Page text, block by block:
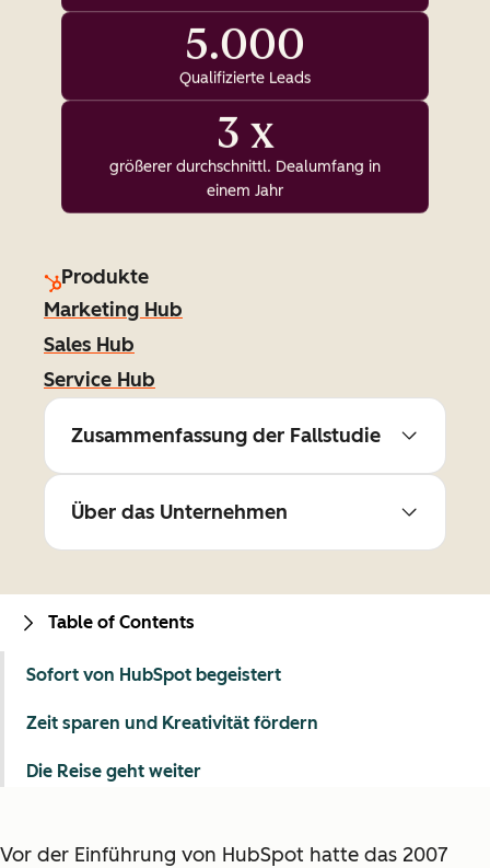
5.000
Qualifizierte Leads
3 x
größerer durchschnittl. Dealumfang in
einem Jahr
Produkte
Marketing Hub
Sales Hub
Service Hub
Zusammenfassung der Fallstudie
Über das Unternehmen
Vor der Einführung von HubSpot hatte das 2007
Table of Contents
Sofort von HubSpot begeistert
Zeit sparen und Kreativität fördern
Die Reise geht weiter